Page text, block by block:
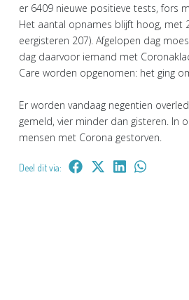
er 6409 nieuwe positieve tests, fors
Het aantal opnames blijft hoog, met
eergisteren 207). Afgelopen dag
dag daarvoor iemand met
Care worden opgenomen: het ging
Er worden vandaag negentien
gemeld, vier minder dan gisteren. In
mensen met Corona gestorven.
Deel dit via: